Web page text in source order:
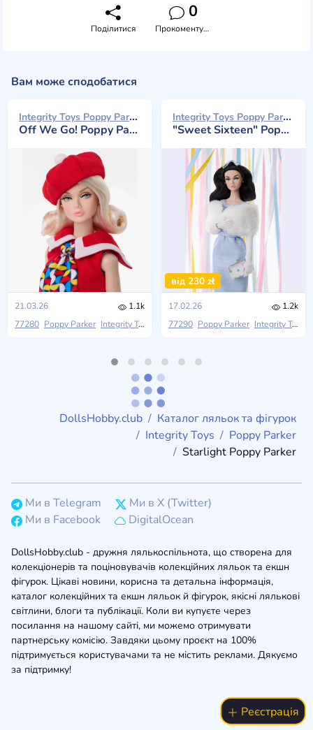
Поділитися
0
Прокоментувати
Вам може сподобатися
Integrity Toys Poppy Parker 2026
Off We Go! Poppy Parker
21.03.26
1.1k
77280 Poppy Parker Integrity Toys 2026 W Club
Integrity Toys Poppy Parker 2026
"Sweet Sixteen" Poppy Parker
від 230 zł
17.02.26
1.2k
77290 Poppy Parker Integrity Toys
DollsHobby.club
Каталог ляльок та фігурок
Integrity Toys
Poppy Parker
Starlight Poppy Parker
Ми в Telegram
Ми в X (Twitter)
Ми в Facebook
DigitalOcean
DollsHobby.club - дружня лялькоспільнота, що створена для
колекціонерів та поціновувачів колекційних ляльок та екшн
фігурок. Цікаві новини, корисна та детальна інформація,
каталог колекційних та екшн ляльок й фігурок, якісні лялькові
світлини, блоги та публікації. Коли ви купуєте через
посилання на нашому сайті, ми можемо отримувати
партнерську комісію. Завдяки цьому проєкт на 100%
підтримується користувачами та не містить реклами. Дякуємо
за підтримку!
Реєстрація